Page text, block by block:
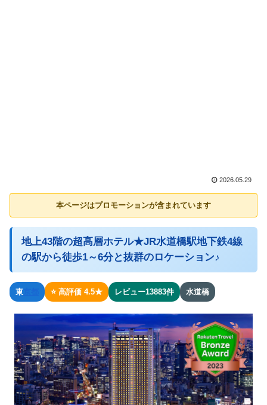
2026.05.29
本ページはプロモーションが含まれています
地上43階の超高層ホテル★JR水道橋駅地下鉄4線
の駅から徒歩1～6分と抜群のロケーション♪
東 ⭐ 高評価 4.5★ レビュー13883件 水道橋